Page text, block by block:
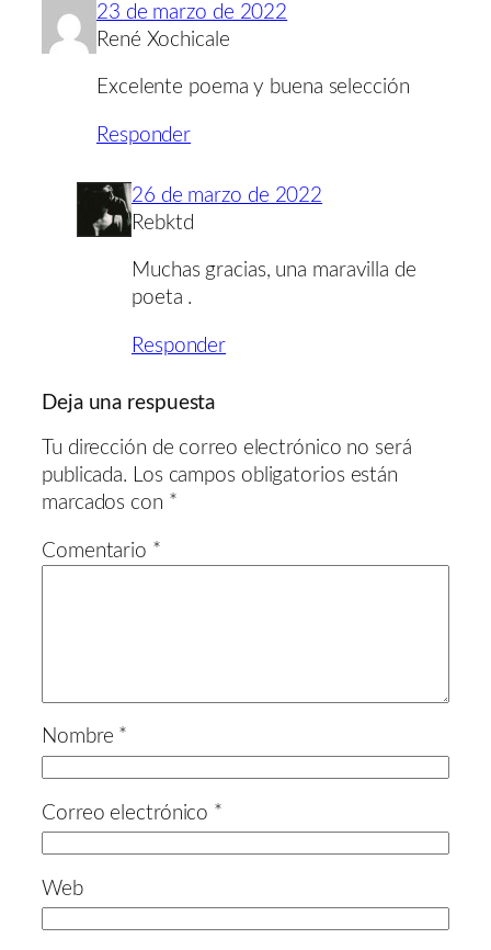
23 de marzo de 2022
René Xochicale
Excelente poema y buena selección
Responder
26 de marzo de 2022
Rebktd
Muchas gracias, una maravilla de
poeta .
Responder
Deja una respuesta
Tu dirección de correo electrónico no será
publicada. Los campos obligatorios están
marcados con *
Comentario *
Nombre *
Correo electrónico *
Web